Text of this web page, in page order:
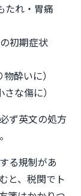
たれ・胃痛
初期症状
酔いに）
な傷に）
ず英文の処方
る規制があ
と、税関でト